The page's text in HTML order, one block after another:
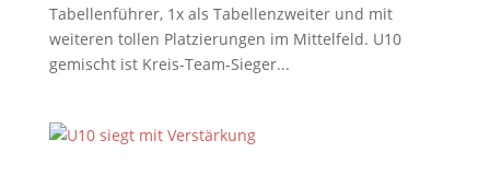
Tabellenführer, 1x als Tabellenzweiter und mit
weiteren tollen Platzierungen im Mittelfeld. U10
gemischt ist Kreis-Team-Sieger...